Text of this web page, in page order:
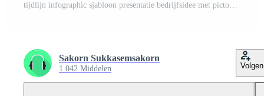
tijdlijn infographic sjabloon presentatie bedrijfsidee met pictogrammen, opties of stappen. infographics voor zakelijke ideeën kunnen worden gebruikt voor gegevensafbeeldingen, stroomdiagrammen, websites, banners. Pro-Vector en Pro-SVG
Sakorn Sukkasemsakorn
1.042 Middelen Volgen